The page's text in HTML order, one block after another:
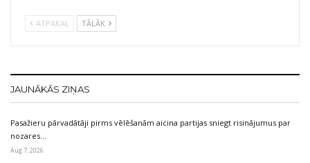
ATPAKAĻ TĀLĀK
JAUNĀKĀS ZIŅAS
Pasažieru pārvadātāji pirms vēlēšanām aicina partijas sniegt risinājumus par
nozares…
Aug 7, 2026